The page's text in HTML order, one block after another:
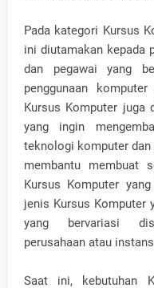
Pada kategori Kursus
ini diutamakan kepada
dan pegawai yang
penggunaan
Kursus Komputer juga
yang ingin
teknologi komputer
membantu membuat
Kursus Komputer
jenis Kursus Komputer
yang bervariasi
perusahaan atau
Saat ini, kebutuhan